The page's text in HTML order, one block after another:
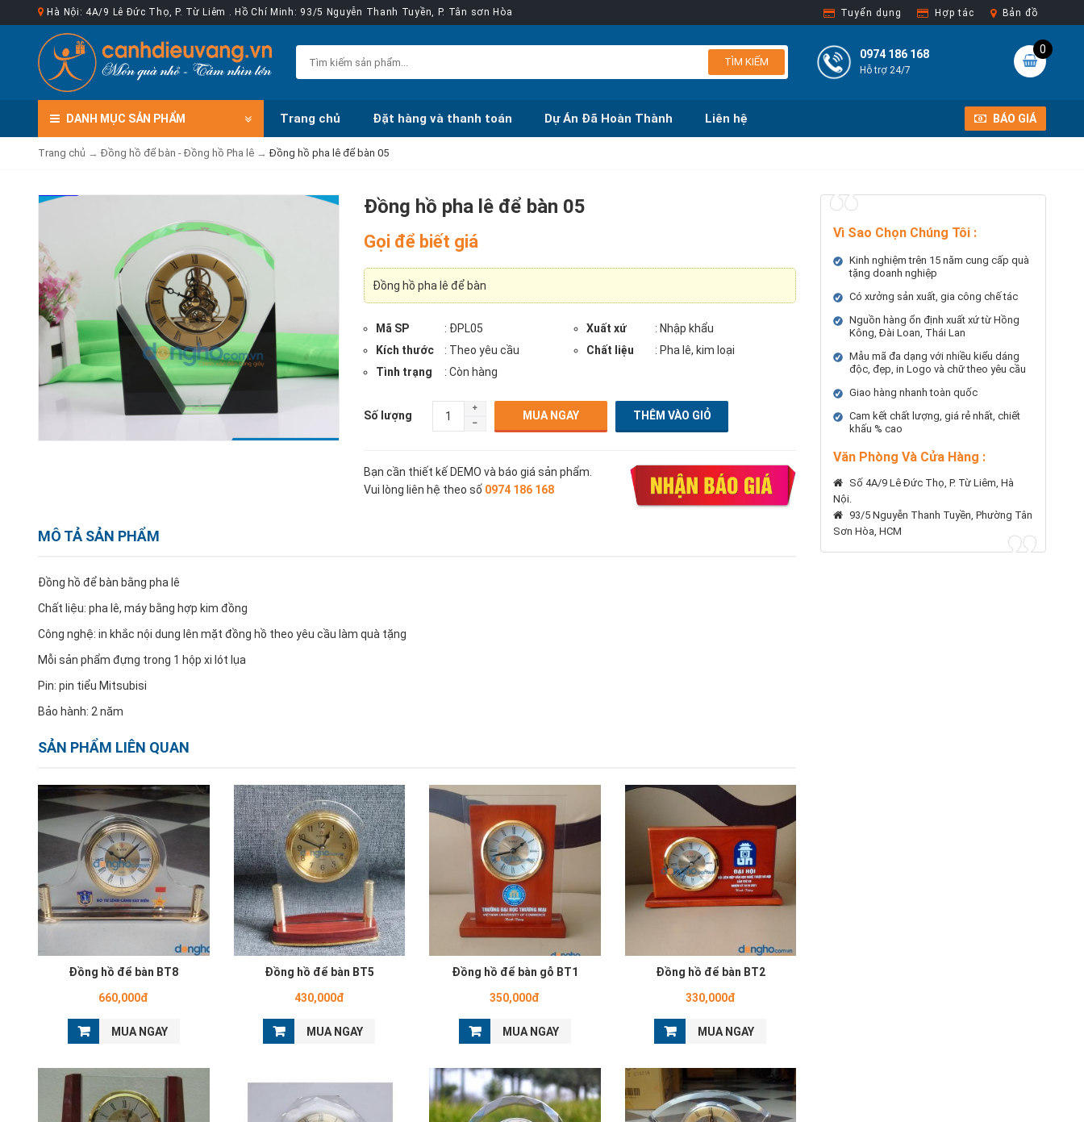
Hà Nội: 4A/9 Lê Đức Thọ, P. Từ Liêm . Hồ Chí Minh: 93/5 Nguyễn Thanh Tuyền, P. Tân sơn Hòa Tuyển dụng Hợp tác Bản đồ
TÌM KIẾM
0
0974 186 168
Hỗ trợ 24/7
DANH MỤC SẢN PHẨM Trang chủ Đặt hàng và thanh toán Dự Án Đã Hoàn Thành Liên hệ BÁO GIÁ
Trang chủ → Đồng hồ để bàn - Đồng hồ Pha lê →Đồng hồ pha lê để bàn 05
Đồng hồ pha lê để bàn 05
Gọi để biết giá
Đồng hồ pha lê để bàn
Mã SP : ĐPL05 Xuất xứ
: Nhập khẩu
Kích thước
: Theo yêu cầu Chất liệu
: Pha lê, kim loại
Tình trạng
: Còn hàng
Số lượng MUA NGAY
Bạn cần thiết kế DEMO và báo giá sản phẩm.
Vui lòng liên hệ theo số 0974 186 168
MÔ TẢ SẢN PHẨM
Đồng hồ để bàn bằng pha lê
Chất liệu: pha lê, máy bằng hợp kim đồng
Công nghệ: in khắc nội dung lên mặt đồng hồ theo yêu cầu làm quà tặng
Mỗi sản phẩm đựng trong 1 hộp xi lót lụa
Pin: pin tiểu Mitsubisi
Bảo hành: 2 năm
SẢN PHẨM LIÊN QUAN
Đồng hồ để bàn BT8
660,000đ
MUA NGAY
Đồng hồ để bàn BT5
430,000đ
MUA NGAY
Đồng hồ để bàn gỗ BT1
350,000đ
MUA NGAY
Đồng hồ để bàn BT2
330,000đ
MUA NGAY
Vì Sao Chọn Chúng Tôi :
Kinh nghiệm trên 15 năm cung cấp quà
tặng doanh nghiệp
Có xưởng sản xuất, gia công chế tác
Nguồn hàng ổn định xuất xứ từ Hồng
Kông, Đài Loan, Thái Lan
Mẫu mã đa dạng với nhiều kiểu dáng
độc, đẹp, in Logo và chữ theo yêu cầu
Giao hàng nhanh toàn quốc
Cam kết chất lượng, giá rẻ nhất, chiết
khấu % cao
Văn Phòng Và Cửa Hàng :
Số 4A/9 Lê Đức Thọ, P. Từ Liêm, Hà
Nội.
93/5 Nguyễn Thanh Tuyền, Phường Tân
Sơn Hòa, HCM